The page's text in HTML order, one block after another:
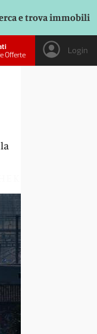
e trova immobili
Offerte
Login